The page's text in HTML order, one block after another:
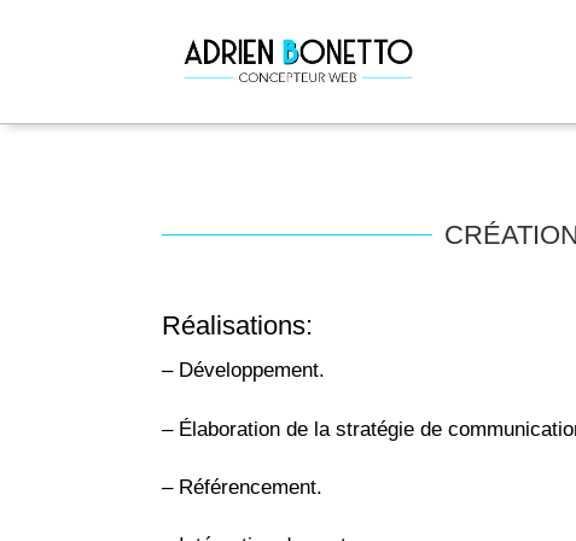
Réalisations:
– Développement.
– Élaboration de la stratégie de
– Référencement.